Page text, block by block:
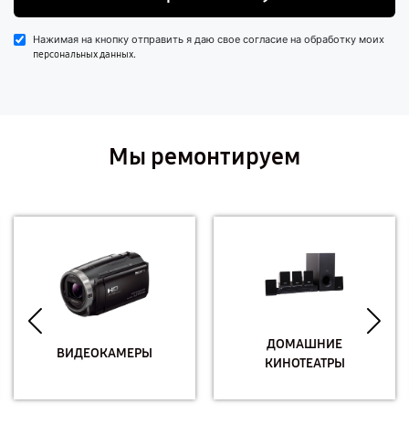
Нажимая на кнопку отправить я даю свое согласие на обработку моих
персональных данных.
Мы ремонтируем
ВИДЕОКАМЕРЫ
ДОМАШНИЕ
КИНОТЕАТРЫ